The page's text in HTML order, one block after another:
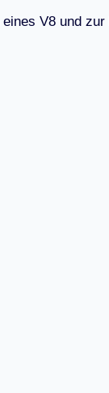
eines V8 und zur